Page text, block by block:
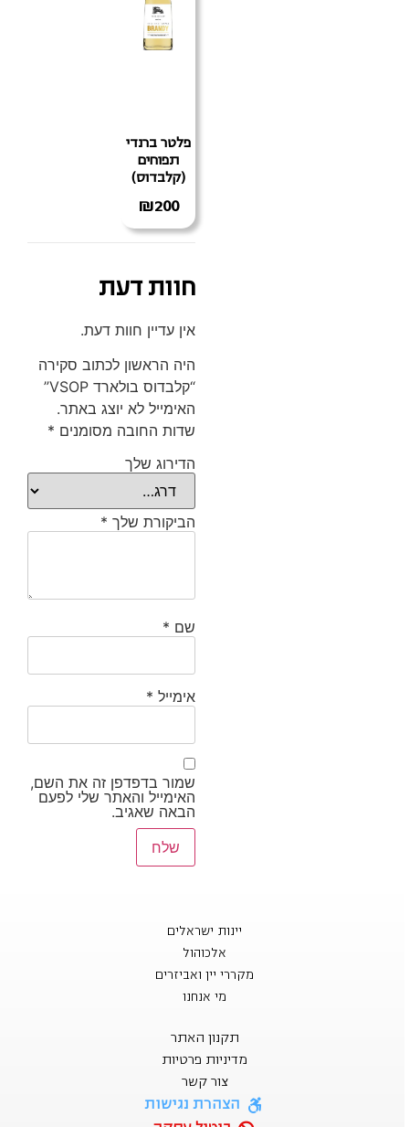
פלטר ברנדי
תפוחים
(קלבדוס)
₪200
חוות דעת
אין עדיין חוות דעת.
היה הראשון לכתוב סקירה
“קלבדוס בולארד VSOP”
האימייל לא יוצג באתר.
שדות החובה מסומנים *
הדירוג שלך
הביקורת שלך *
שם *
אימייל *
שמור בדפדפן זה את השם,
האימייל והאתר שלי לפעם
הבאה שאגיב.
יינות ישראלים
אלכוהול
מקררי יין ואביזרים
מי אנחנו
תקנון האתר
מדיניות פרטיות
צור קשר
הצהרת נגישות